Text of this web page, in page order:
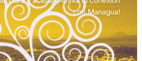
con Managua!